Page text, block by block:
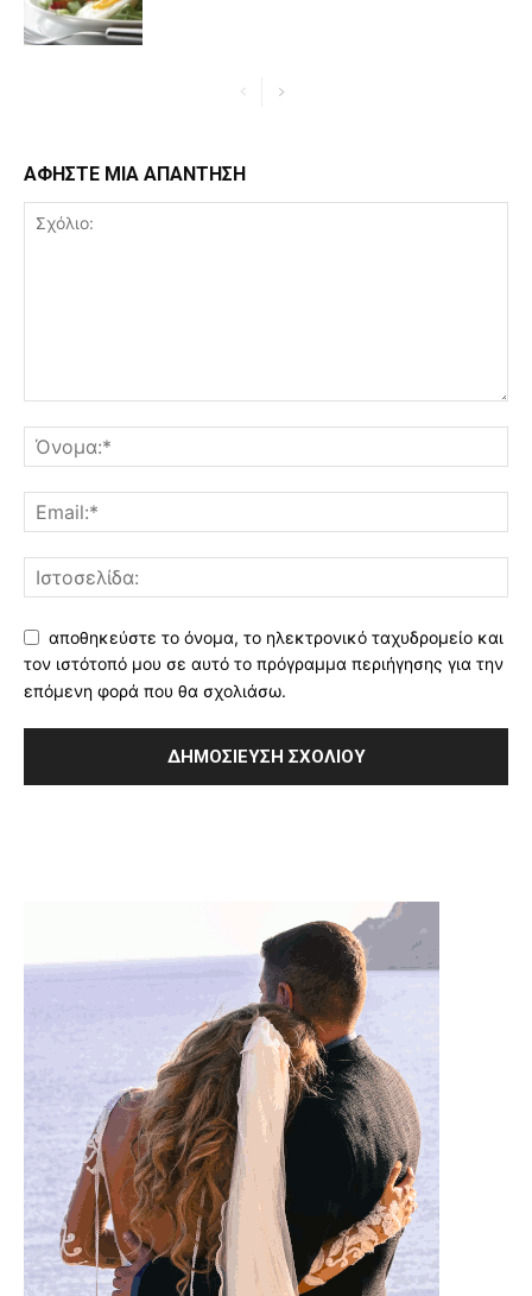
ΑΦΗΣΤΕ ΜΙΑ ΑΠΑΝΤΗΣΗ
αποθηκεύστε το όνομα, το ηλεκτρονικό ταχυδρομείο και
τον ιστότοπό μου σε αυτό το πρόγραμμα περιήγησης για την
επόμενη φορά που θα σχολιάσω.